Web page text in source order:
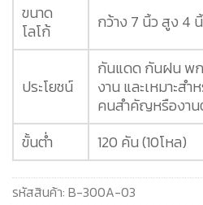
ขนาด
โลโก้
กว้าง 7 นิ้ว สูง 4
ประโยชน์
กันแดด กันฝน พก
งาน และเหมาะสำ
คนสำคัญหรืองาน
ขั้นต่ำ
120 คัน (10โหล)
รหัสสินค้า: B-300A-03